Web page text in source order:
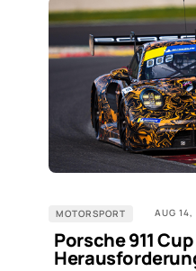
MOTORSPORT AUG
Porsche 911